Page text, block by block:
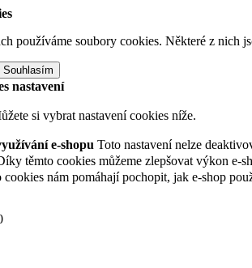
používáme soubory cookies. Některé z nich
Souhlasím
nastavení
si vybrat nastavení cookies níže.
e-shopu Toto nastavení nelze
těmto cookies můžeme zlepšovat výkon e-
cookies nám pomáhají pochopit, jak e-shop